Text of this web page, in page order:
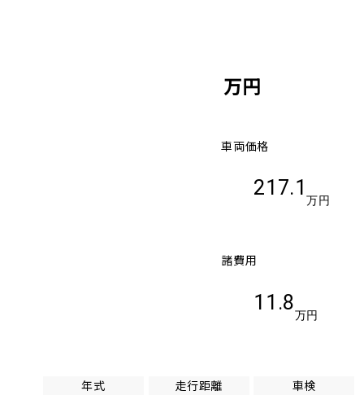
万円
車両価格
217.1
万円
諸費用
11.8
万円
年式
走行距離
車検